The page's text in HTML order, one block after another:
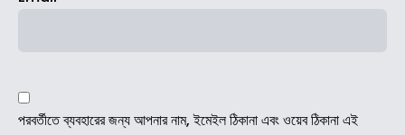
পরবর্তীতে ব্যবহারের জন্য আপনার নাম, ইমেইল ঠিকানা এবং ওয়েব ঠিকানা এই